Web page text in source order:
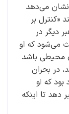
و نصرت خوارزمی (۲۰۲۵)، نشان می‌دهد
بر
و «نیاز به قدرت» نسبت به ۸۷ رهبر دیگر در
می‌شود که او
محیطی باشد
در بحران
بود که او
دهد تا اینکه